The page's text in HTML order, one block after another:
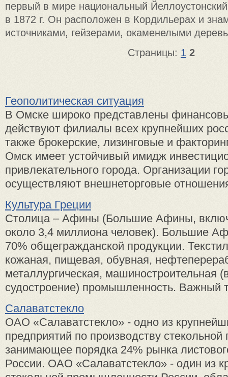
первый в мире национальный
в 1872 г. Он расположен в Кордильерах и
источниками, гейзерами, окаменелыми
Страницы: 1 2
Геополитическая ситуация
В Омске широко представлены
действуют филиалы всех крупнейших
также брокерские, лизинговые и
Омск имеет устойчивый имидж
привлекательного города. Организации
осуществляют внешнеторговые
Культура Греции
Столица – Афины (Большие Афины,
около 3,4 миллиона человек). Большие
70% общегражданской продукции.
кожаная, пищевая, обувная,
металлургическая, машиностроительная
судостроение) промышленность. Важный
Салаватстекло
ОАО «Салаватстекло» - одно из
предприятий по производству стекольной
занимающее порядка 24% рынка
России. ОАО «Салаватстекло» - один из